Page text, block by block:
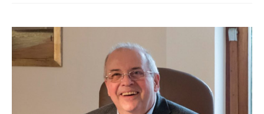
Value